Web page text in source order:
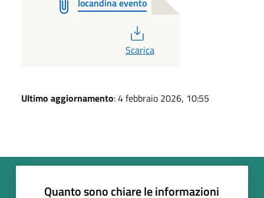
Scarica
Ultimo aggiornamento: 4 febbraio 2026, 10:55
Quanto sono chiare le informazioni